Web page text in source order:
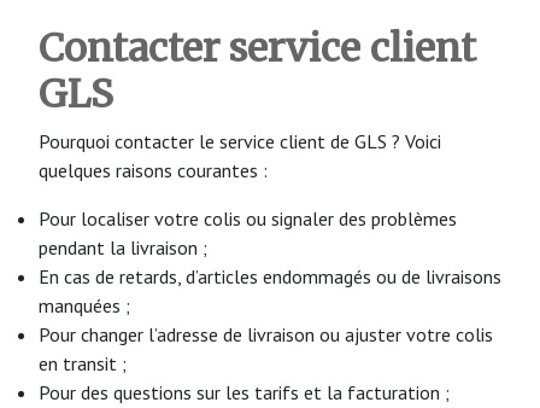
Contacter service client
GLS
Pourquoi contacter le service client de GLS ? Voici
quelques raisons courantes :
Pour localiser votre colis ou signaler des problèmes
pendant la livraison ;
En cas de retards, d’articles endommagés ou de livraisons
manquées ;
Pour changer l’adresse de livraison ou ajuster votre colis
en transit ;
Pour des questions sur les tarifs et la facturation ;